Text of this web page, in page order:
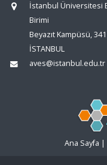
İstanbul Üniversitesi
Birimi
Beyazıt Kampüsü,
İSTANBUL
aves@istanbul.edu.tr
Ana Sayfa |